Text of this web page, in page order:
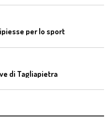
per lo sport
di Tagliapietra